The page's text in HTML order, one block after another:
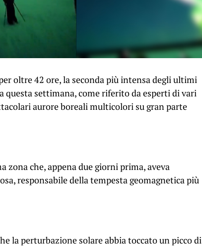
oltre 42 ore, la seconda più intensa degli ultimi
settimana, come riferito da esperti di vari
aurore boreali multicolori su gran parte
zona che, appena due giorni prima, aveva
responsabile della tempesta geomagnetica più
la perturbazione solare abbia toccato un picco di